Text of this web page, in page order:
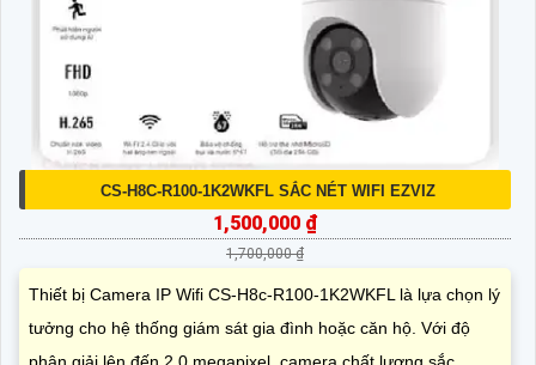
CS-H8C-R100-1K2WKFL SẮC NÉT WIFI EZVIZ
1,500,000 ₫
1,700,000 ₫
Thiết bị Camera IP Wifi CS-H8c-R100-1K2WKFL là lựa chọn lý
tưởng cho hệ thống giám sát gia đình hoặc căn hộ. Với độ
phân giải lên đến 2.0 megapixel, camera chất lượng sắc